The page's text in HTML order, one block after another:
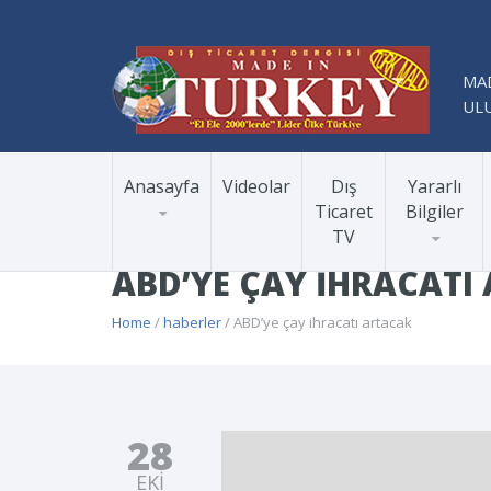
Anasayfa Videolar
Dış
Ticaret
TV
Yararlı
Bilgiler
ABD’YE ÇAY IHRACATI
Home /haberler/ ABD’ye çay ihracatı artacak
28
EKI